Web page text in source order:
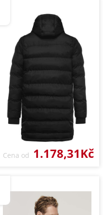
Cena od 1.178,31Kč